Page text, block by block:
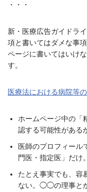
・・・
新・医療広告ガイドラ
項と書いてはダメな事
ページに書いてはいけ
す。
医療法における病院等
ホームページ中の「
認する可能性がある
医師のプロフィール
門医・指定医」だけ。
たとえ事実でも、容
ない。◯◯の理事と